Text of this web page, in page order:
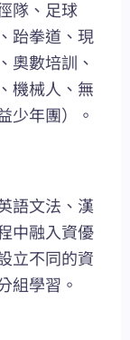
隊、足球
跆拳道、現
奧數培訓、
機械人、無
少年團）。
語文法、漢
中融入資優
立不同的資
組學習。